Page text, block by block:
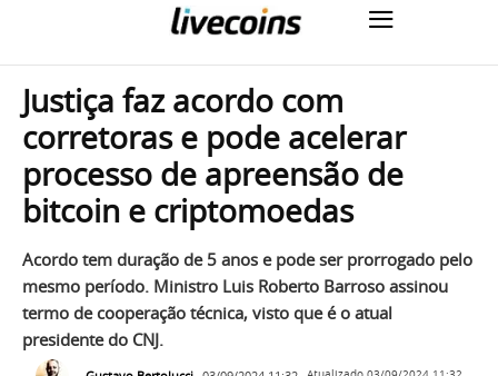
Justiça faz acordo com
corretoras e pode acelerar
processo de apreensão de
bitcoin e criptomoedas
Acordo tem duração de 5 anos e pode ser prorrogado pelo
mesmo período. Ministro Luis Roberto Barroso assinou
termo de cooperação técnica, visto que é o atual
presidente do CNJ.